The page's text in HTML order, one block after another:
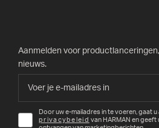
Aanmelden voor
nieuws.
Door uw e-mailadres in te voeren, gaat
privacybeleid van HARMAN en